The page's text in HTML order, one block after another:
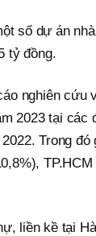
số dự án
tỷ đồng.
nghiên cứu
2023 tại
Trong
liền kề tại